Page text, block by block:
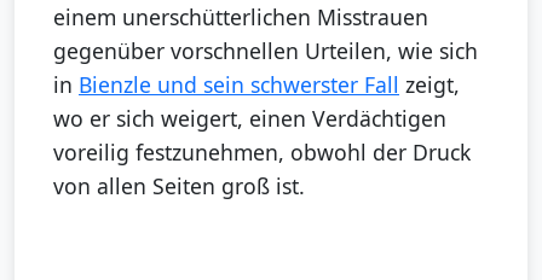
einem unerschütterlichen Misstrauen
gegenüber vorschnellen Urteilen, wie sich
in Bienzle und sein schwerster Fall zeigt,
wo er sich weigert, einen Verdächtigen
voreilig festzunehmen, obwohl der Druck
von allen Seiten groß ist.